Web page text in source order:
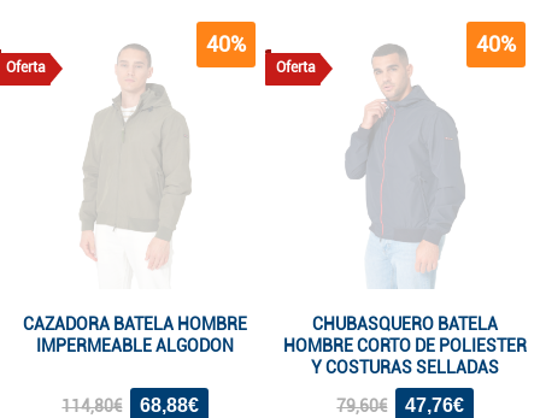
Oferta
40%
CAZADORA BATELA HOMBRE
IMPERMEABLE ALGODON
114,80€ 68,88€
Oferta
40%
CHUBASQUERO BATELA
HOMBRE CORTO DE POLIESTER
Y COSTURAS SELLADAS
79,60€ 47,76€